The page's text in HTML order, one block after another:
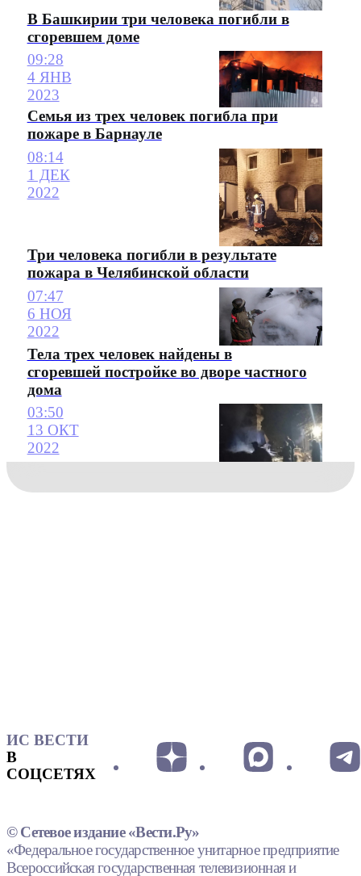
В Башкирии три человека погибли в
сгоревшем доме
09:28
4 ЯНВ
2023
Семья из трех человек погибла при
пожаре в Барнауле
08:14
1 ДЕК
2022
Три человека погибли в результате
пожара в Челябинской области
07:47
6 НОЯ
2022
Тела трех человек найдены в
сгоревшей постройке во дворе частного
дома
03:50
13 ОКТ
2022
ИС ВЕСТИ
В
СОЦСЕТЯХ
© Сетевое издание «Вести.Ру»
«Федеральное государственное унитарное предприятие
Всероссийская государственная телевизионная и